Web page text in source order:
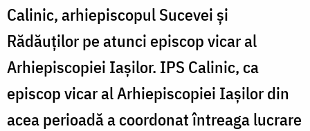
Calinic, arhiepiscopul Sucevei și
Rădăuților pe atunci episcop vicar al
Arhiepiscopiei Iașilor. IPS Calinic, ca
episcop vicar al Arhiepiscopiei Iașilor din
acea perioadă a coordonat întreaga lucrare